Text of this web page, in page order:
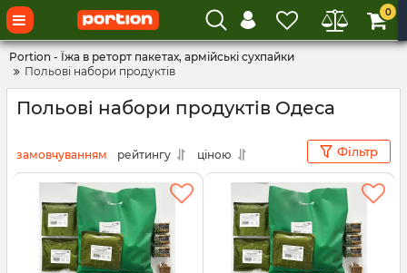
0
Portion - Їжа в реторт пакетах, армійські сухпайки
Польові набори продуктів
Польові набори продуктів Одеса
замовчуванням рейтингу ціною Фільтр